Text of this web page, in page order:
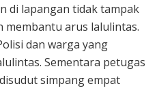
di lapangan tidak tampak
arus lalulintas.
dan warga yang
Sementara petugas
simpang empat